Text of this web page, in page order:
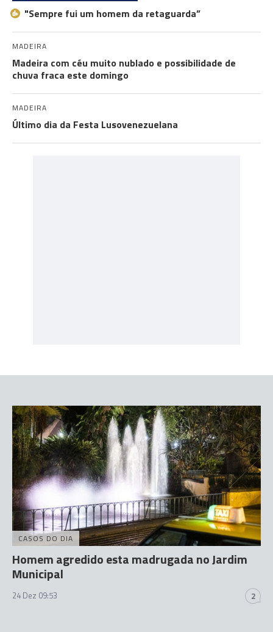
"Sempre fui um homem da retaguarda”
MADEIRA
Madeira com céu muito nublado e possibilidade de
chuva fraca este domingo
MADEIRA
Último dia da Festa Lusovenezuelana
CASOS DO DIA
Homem agredido esta madrugada no Jardim
Municipal
24 Dez 09:53 2